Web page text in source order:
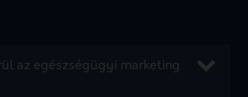
az egészségügyi marketing